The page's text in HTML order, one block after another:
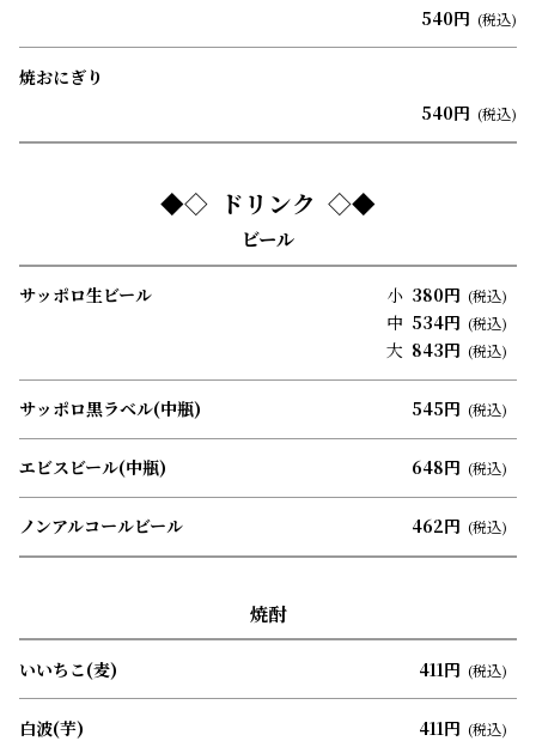
540円 (税込)
焼おにぎり
540円 (税込)
ドリンク
ビール
サッポロ生ビール 小 380円 (税込)
中 534円 (税込)
大 843円 (税込)
サッポロ黒ラベル(中瓶) 545円 (税込)
エビスビール(中瓶) 648円 (税込)
ノンアルコールビール 462円 (税込)
焼酎
いいちこ(麦) 411円 (税込)
白波(芋) 411円 (税込)